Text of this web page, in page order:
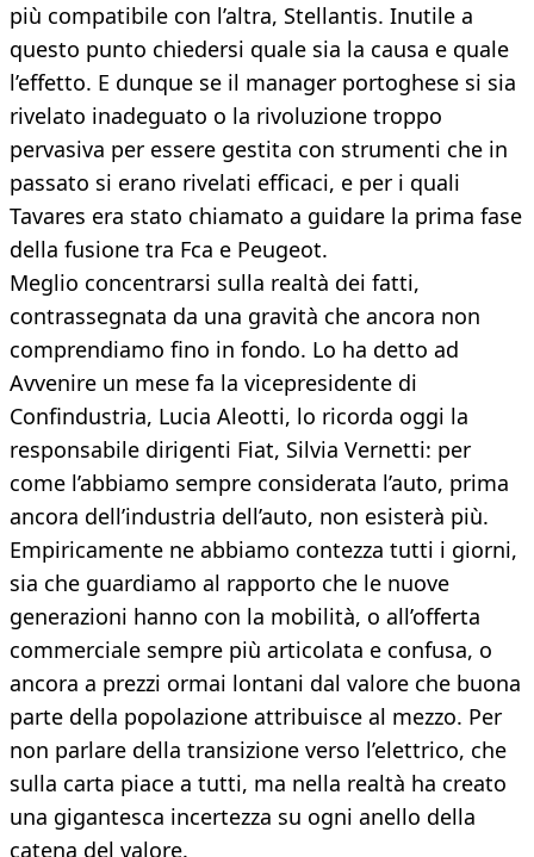
più compatibile con l’altra, Stellantis. Inutile a
questo punto chiedersi quale sia la causa e quale
l’effetto. E dunque se il manager portoghese si sia
rivelato inadeguato o la rivoluzione troppo
pervasiva per essere gestita con strumenti che in
passato si erano rivelati efficaci, e per i quali
Tavares era stato chiamato a guidare la prima fase
della fusione tra Fca e Peugeot.
Meglio concentrarsi sulla realtà dei fatti,
contrassegnata da una gravità che ancora non
comprendiamo fino in fondo. Lo ha detto ad
Avvenire un mese fa la vicepresidente di
Confindustria, Lucia Aleotti, lo ricorda oggi la
responsabile dirigenti Fiat, Silvia Vernetti: per
come l’abbiamo sempre considerata l’auto, prima
ancora dell’industria dell’auto, non esisterà più.
Empiricamente ne abbiamo contezza tutti i giorni,
sia che guardiamo al rapporto che le nuove
generazioni hanno con la mobilità, o all’offerta
commerciale sempre più articolata e confusa, o
ancora a prezzi ormai lontani dal valore che buona
parte della popolazione attribuisce al mezzo. Per
non parlare della transizione verso l’elettrico, che
sulla carta piace a tutti, ma nella realtà ha creato
una gigantesca incertezza su ogni anello della
catena del valore.